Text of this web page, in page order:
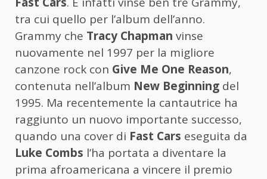
tra cui quello per l’album dell’anno.
Grammy che Tracy Chapman vinse
nuovamente nel 1997 per la migliore
canzone rock con Give Me One Reason,
contenuta nell’album New Beginning del
1995. Ma recentemente la cantautrice ha
raggiunto un nuovo importante successo,
quando una cover di Fast Cars eseguita da
Luke Combs l’ha portata a diventare la
prima afroamericana a vincere il premio